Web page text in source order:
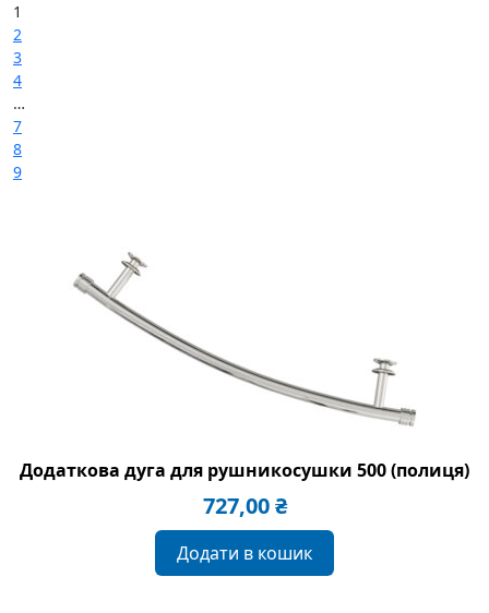
1
2
3
4
…
7
8
9
Додаткова дуга для рушникосушки 500 (полиця)
727,00₴
Додати в кошик